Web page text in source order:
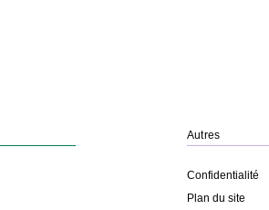
Autres
Confidentialité
Plan du site